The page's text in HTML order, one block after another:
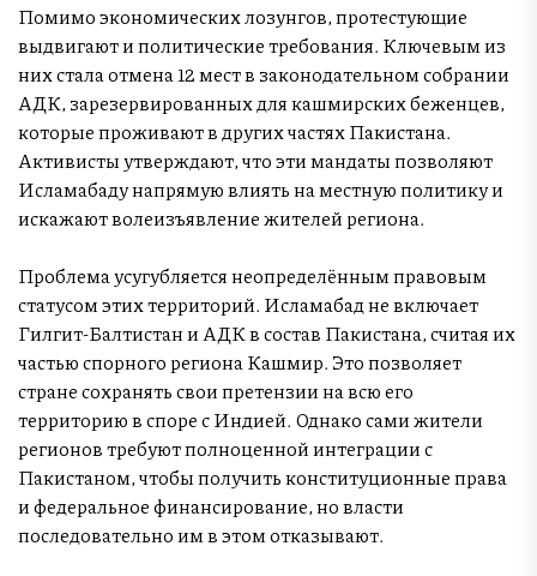
Помимо экономических лозунгов, протестующие
выдвигают и политические требования. Ключевым из
них стала отмена 12 мест в законодательном собрании
АДК, зарезервированных для кашмирских беженцев,
которые проживают в других частях Пакистана.
Активисты утверждают, что эти мандаты позволяют
Исламабаду напрямую влиять на местную политику и
искажают волеизъявление жителей региона.
Проблема усугубляется неопределённым правовым
статусом этих территорий. Исламабад не включает
Гилгит-Балтистан и АДК в состав Пакистана, считая их
частью спорного региона Кашмир. Это позволяет
стране сохранять свои претензии на всю его
территорию в споре с Индией. Однако сами жители
регионов требуют полноценной интеграции с
Пакистаном, чтобы получить конституционные права
и федеральное финансирование, но власти
последовательно им в этом отказывают.